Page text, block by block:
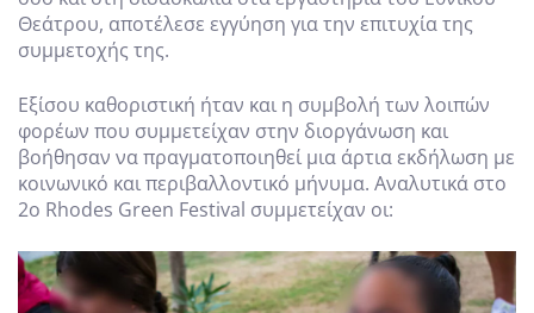
Θεάτρου, αποτέλεσε εγγύηση για την επιτυχία της
συμμετοχής της.
Εξίσου καθοριστική ήταν και η συμβολή των λοιπών
φορέων που συμμετείχαν στην διοργάνωση και
βοήθησαν να πραγματοποιηθεί μια άρτια εκδήλωση με
κοινωνικό και περιβαλλοντικό μήνυμα. Αναλυτικά στο
2ο Rhodes Green Festival συμμετείχαν οι: